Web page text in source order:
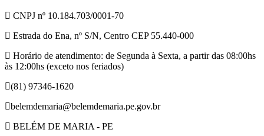
CNPJ nº 10.184.703/0001-70
Estrada do Ena, nº S/N, Centro CEP 55.440-000
Horário de atendimento: de Segunda à Sexta, a partir das 08:00hs
às 12:00hs (exceto nos feriados)
(81) 97346-1620
belemdemaria@belemdemaria.pe.gov.br
BELÉM DE MARIA - PE